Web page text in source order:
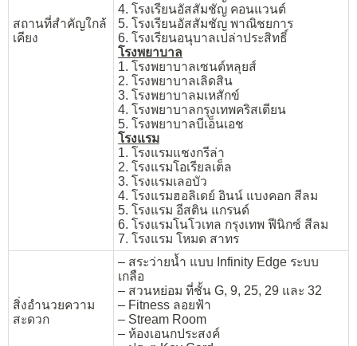
สถานที่สำคัญใกล้
เคียง
4. โรงเรียนอัสสัมชัญ คอนแวนต์
5. โรงเรียนอัสสัมชัญ พาณิชยการ
6. โรงเรียนอนุบาลเปล่าประสิทธิ์
โรงพยาบาล
1. โรงพยาบาลเซนต์หลุยส์
2. โรงพยาบาลเลิดสิน
3. โรงพยาบาลมเหสักข์
4. โรงพยาบาลกรุงเทพคริสเตียน
5. โรงพยาบาลบีเอ็นเอช
โรงแรม
1. โรงแรมแชงกรีล่า
2. โรงแรมโอเรียลเต็ล
3. โรงแรมเลอบัว
4. โรงแรมฮอลิเดย์ อินน์ แบงคอก สีลม
5. โรงแรม อีสติน แกรนด์
6. โรงแรมโนโวเทล กรุงเทพ ฟีนิกซ์ สีลม
7. โรงแรม โหมด สาทร
สิ่งอำนวยความ
สะดวก
– สระว่ายน้ำ แบบ Infinity Edge ระบบ
เกลือ
– สวนหย่อม ที่ชั้น G, 9, 25, 29 และ 32
– Fitness ลอยฟ้า
– Stream Room
– ห้องเอนกประสงค์